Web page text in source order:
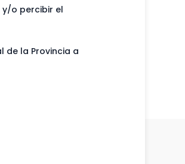
o percibir el
de la Provincia a